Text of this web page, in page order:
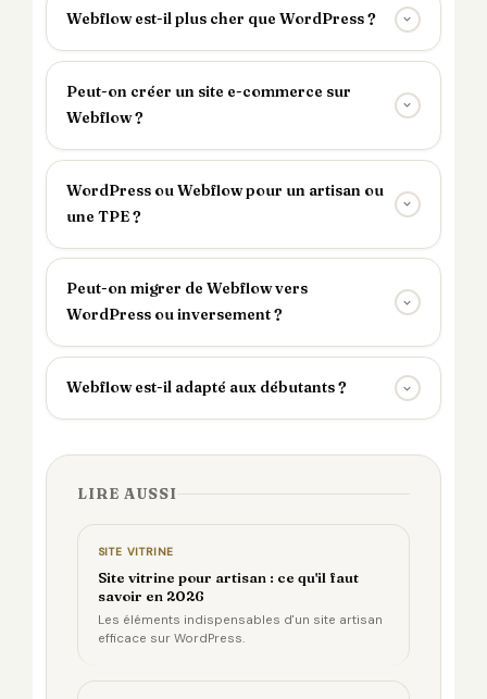
Webflow est-il plus cher que WordPress ?
Peut-on créer un site e-commerce sur
Webflow ?
WordPress ou Webflow pour un artisan ou
une TPE ?
Peut-on migrer de Webflow vers
WordPress ou inversement ?
Webflow est-il adapté aux débutants ?
LIRE AUSSI
SITE VITRINE
Site vitrine pour artisan : ce qu'il faut
savoir en 2026
Les éléments indispensables d'un site artisan
efficace sur WordPress.